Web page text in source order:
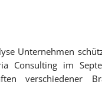
Unternehmen
Consulting im
verschiedener